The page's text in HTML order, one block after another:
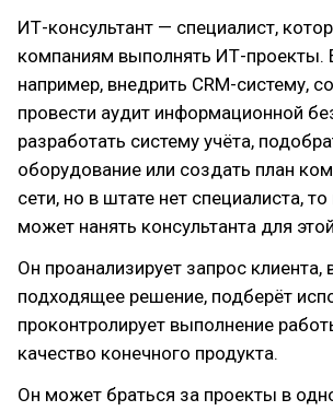
ИТ-консультант — специалист,
компаниям выполнять ИТ-проекты.
например, внедрить CRM-систему,
провести аудит информационной
разработать систему учёта,
оборудование или создать план
сети, но в штате нет специалиста,
может нанять консультанта для
Он проанализирует запрос клиента,
подходящее решение, подберёт
проконтролирует выполнение
качество конечного продукта.
Он может браться за проекты в